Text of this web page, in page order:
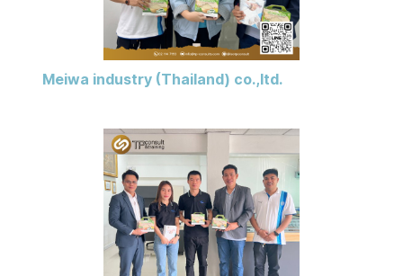
Meiwa industry (Thailand) co.,ltd.